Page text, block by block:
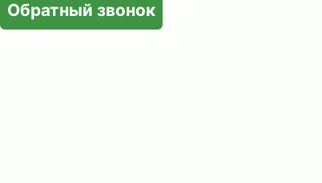
Обратный звонок